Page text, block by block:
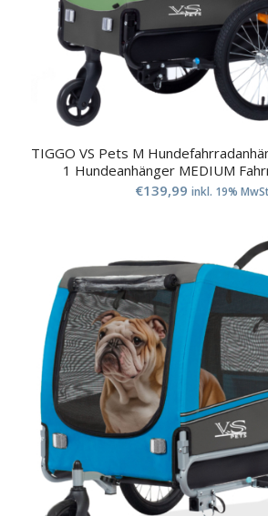
TIGGO VS Pets M
1 Hundeanhänger MEDIUM
€139,99 inkl. 19%